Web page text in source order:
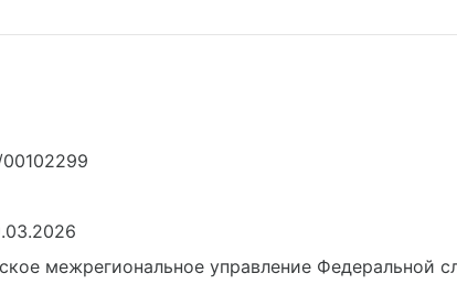
межрегиональное управление Федеральной